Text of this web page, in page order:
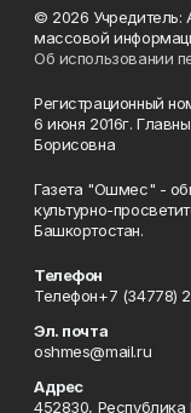
© 2026 Учредитель:
массовой
Об использовании
Регистрационный
6 июня 2016г.
Борисовна
Газета "Ошмес" -
культурно-
Башкортостан.
Телефон
Телефон+7 (34778)
Эл. почта
oshmes@mail.ru
Адрес
452830,